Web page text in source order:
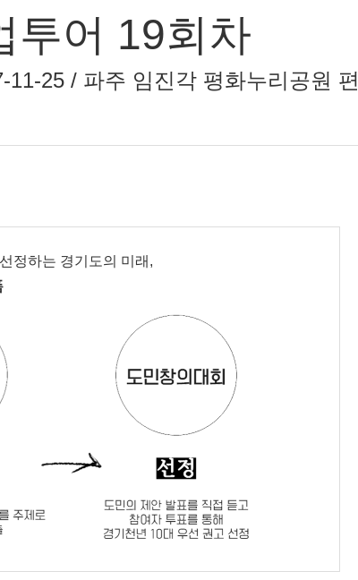
투어 19회차
11-25 / 파주 임진각 평화누리공원 편
정하는 경기도의 미래,